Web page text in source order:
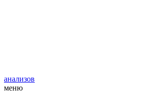
анализов
меню